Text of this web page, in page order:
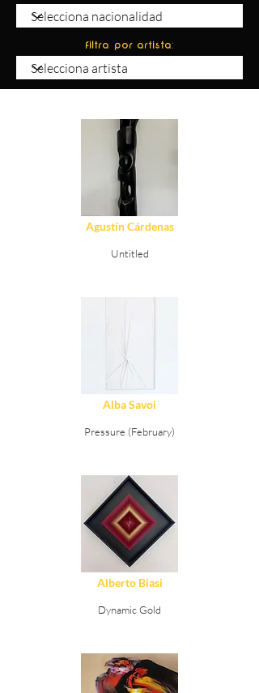
Filtra por Artista:
Ver Detalles
Agustín Cárdenas
Untitled
Alba Savoi
Pressure (February)
Ver Detalles
Alberto Biasi
Dynamic Gold